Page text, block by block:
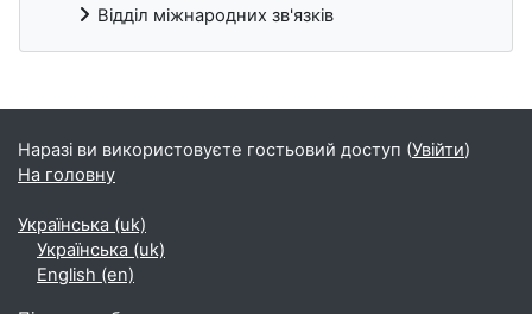
Відділ міжнародних зв'язків
Блоки
Наразі ви використовуєте гостьовий доступ (Увійти)
На головну
Українська ‎(uk)‎
Українська ‎(uk)‎
English ‎(en)‎